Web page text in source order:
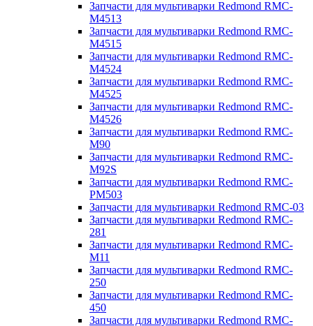
Запчасти для мультиварки Redmond RMC-
M4513
Запчасти для мультиварки Redmond RMC-
M4515
Запчасти для мультиварки Redmond RMC-
M4524
Запчасти для мультиварки Redmond RMC-
M4525
Запчасти для мультиварки Redmond RMC-
M4526
Запчасти для мультиварки Redmond RMC-
M90
Запчасти для мультиварки Redmond RMC-
M92S
Запчасти для мультиварки Redmond RMC-
PM503
Запчасти для мультиварки Redmond RMC-03
Запчасти для мультиварки Redmond RMC-
281
Запчасти для мультиварки Redmond RMC-
M11
Запчасти для мультиварки Redmond RMC-
250
Запчасти для мультиварки Redmond RMC-
450
Запчасти для мультиварки Redmond RMC-